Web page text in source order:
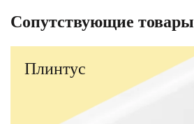
Сопутствующие товары
Плинтус